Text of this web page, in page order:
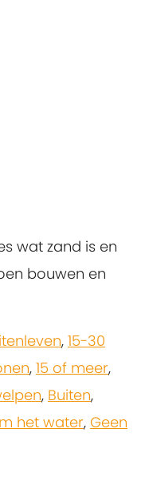
wat zand is en
bouwen en
, 15-30
, 15 of meer,
, Buiten,
het water, Geen